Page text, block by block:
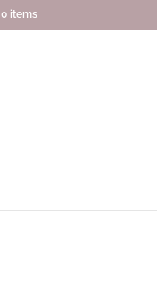
0 items